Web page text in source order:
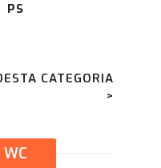
PS
CATEGORIA
>
WC